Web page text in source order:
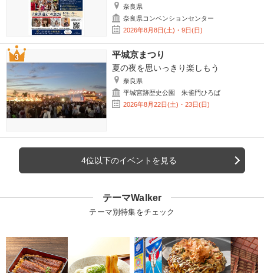
奈良県
奈良県コンベンションセンター
2026年8月8日(土)・9日(日)
平城京まつり
夏の夜を思いっきり楽しもう
奈良県
平城宮跡歴史公園 朱雀門ひろば
2026年8月22日(土)・23日(日)
4位以下のイベントを見る
テーマWalker
テーマ別特集をチェック